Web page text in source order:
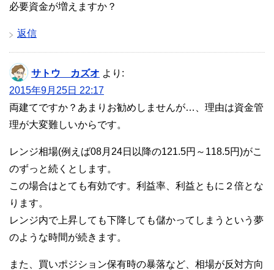
必要資金が増えますか？
返信
サトウ カズオ より:
2015年9月25日 22:17
両建てですか？あまりお勧めしませんが…、理由は資金管
理が大変難しいからです。
レンジ相場(例えば08月24日以降の121.5円～118.5円)がこ
のずっと続くとします。
この場合はとても有効です。利益率、利益ともに２倍とな
ります。
レンジ内で上昇しても下降しても儲かってしまうという夢
のような時間が続きます。
また、買いポジション保有時の暴落など、相場が反対方向